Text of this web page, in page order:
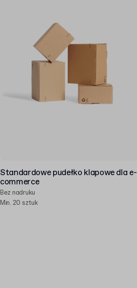
Standardowe pudełko klapowe dla e-
commerce
Bez nadruku
Min. 20 sztuk